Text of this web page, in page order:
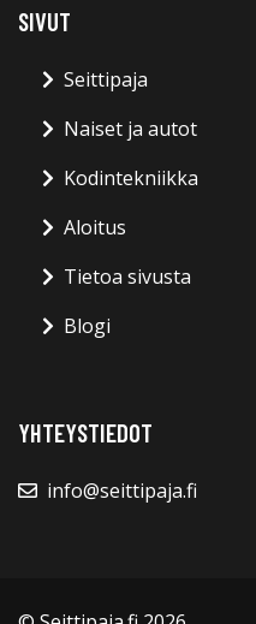
SIVUT
Seittipaja
Naiset ja autot
Kodintekniikka
Aloitus
Tietoa sivusta
Blogi
YHTEYSTIEDOT
info@seittipaja.fi